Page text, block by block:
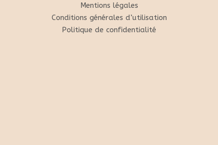
Mentions légales
Conditions générales d’utilisation
Politique de confidentialité